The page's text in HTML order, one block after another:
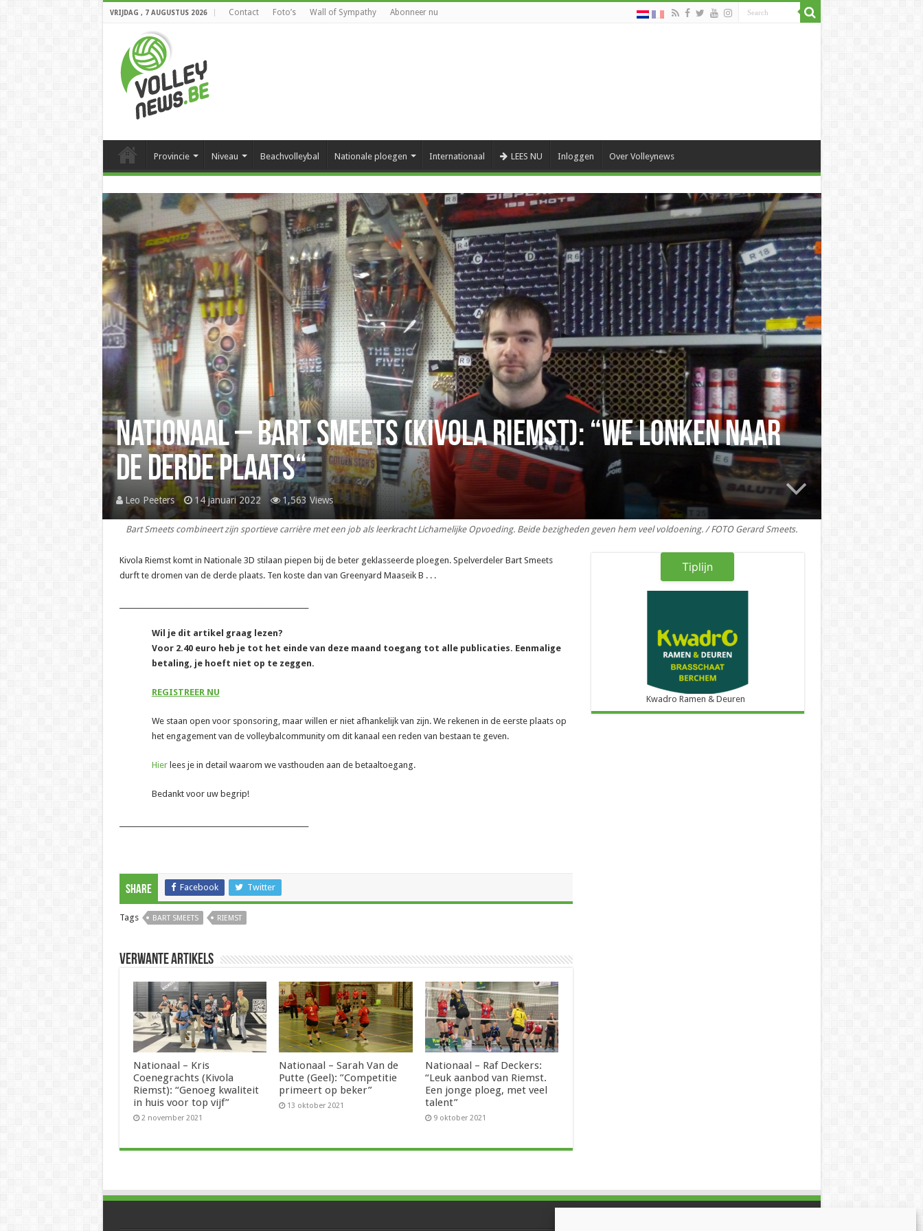
VRIJDAG , 7 AUGUSTUS 2026 Contact Foto’s Wall of Sympathy Abonneer nu
Provincie Niveau Beachvolleybal Nationale ploegen Internationaal LEES NU Inloggen Over Volleynews
Nationaal – Bart Smeets (Kivola Riemst): “We lonken naar
de derde plaats“
Leo Peeters 14 januari 2022 1,563 Views
Bart Smeets combineert zijn sportieve carrière met een job als leerkracht Lichamelijke Opvoeding. Beide bezigheden geven hem veel voldoening. / FOTO Gerard Smeets.
Kivola Riemst komt in Nationale 3D stilaan piepen bij de beter geklasseerde ploegen. Spelverdeler Bart Smeets
durft te dromen van de derde plaats. Ten koste dan van Greenyard Maaseik B . . .
Wil je dit artikel graag lezen?
Voor 2.40 euro heb je tot het einde van deze maand toegang tot alle publicaties. Eenmalige
betaling, je hoeft niet op te zeggen.
REGISTREER NU
We staan open voor sponsoring, maar willen er niet afhankelijk van zijn. We rekenen in de eerste plaats op
het engagement van de volleybalcommunity om dit kanaal een reden van bestaan te geven.
Hierlees je in detail waarom we vasthouden aan de betaaltoegang.
Bedankt voor uw begrip!
Share Facebook Twitter
Tags BART SMEETS RIEMST
Verwante artikels
Nationaal – Kris
Coenegrachts (Kivola
Riemst): “Genoeg kwaliteit
in huis voor top vijf”
2 november 2021
Nationaal – Sarah Van de
Putte (Geel): ”Competitie
primeert op beker”
13 oktober 2021
Nationaal – Raf Deckers:
“Leuk aanbod van Riemst.
Een jonge ploeg, met veel
talent”
9 oktober 2021
Tiplijn
Kwadro Ramen & Deuren